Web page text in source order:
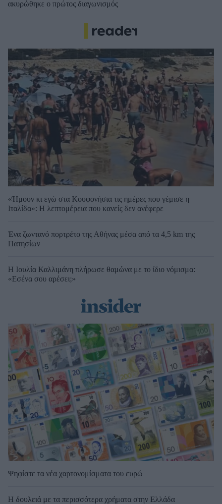
ακυρώθηκε ο πρώτος διαγωνισμός
«Ήμουν κι εγώ στα Κουφονήσια τις ημέρες που γέμισε η
Ιταλίδα»: Η λεπτομέρεια που κανείς δεν ανέφερε
Ένα ζωντανό πορτρέτο της Αθήνας μέσα από τα 4,5 km της
Πατησίων
Η Ιουλία Καλλιμάνη πλήρωσε θαμώνα με το ίδιο νόμισμα:
«Εσένα σου αρέσει;»
Ψηφίστε τα νέα χαρτονομίσματα του ευρώ
Η δουλειά με τα περισσότερα χρήματα στην Ελλάδα